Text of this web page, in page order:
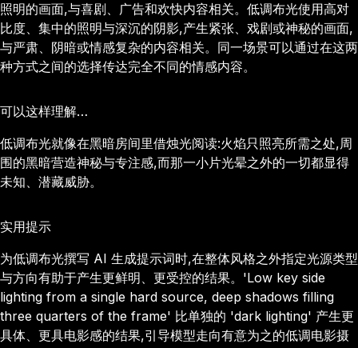
照明的画面,与喜剧、广告和欢快内容相关。低调布光使用高对
比度、集中的照明与深沉的阴影,产生紧张、戏剧或神秘的画面,
与严肃、阴暗或情感复杂的内容相关。同一场景可以通过在这两
种方式之间的选择传达完全不同的情感内容。
可以这样理解…
低调布光就像在黑暗房间里借烛光阅读:火焰只照亮所需之处,周
围的黑暗营造神秘与专注感,而那一小片光晕之外的一切都显得
未知、潜藏威胁。
实用提示
为低调布光撰写 AI 生成提示词时,在整体风格之外指定光源类型
与方向有助于产生更鲜明、更受控的结果。'Low key side
lighting from a single hard source, deep shadows filling
three quarters of the frame' 比单独的 'dark lighting' 产生更
具体、更具电影感的结果,引导模型走向有意为之的低调电影摄